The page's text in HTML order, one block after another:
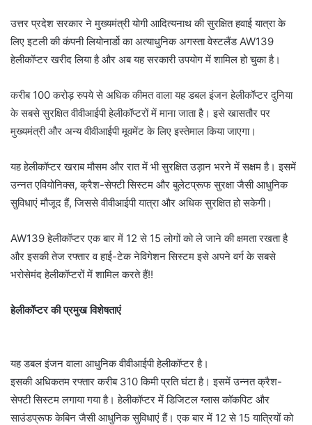
उत्तर प्रदेश सरकार ने मुख्यमंत्री योगी आदित्यनाथ की सुरक्षित हवाई यात्रा के
लिए इटली की कंपनी लियोनार्डो का अत्याधुनिक अगस्ता वेस्टलैंड AW139
हेलीकॉप्टर खरीद लिया है और अब यह सरकारी उपयोग में शामिल हो चुका है।
करीब 100 करोड़ रुपये से अधिक कीमत वाला यह डबल इंजन हेलीकॉप्टर दुनिया
के सबसे सुरक्षित वीवीआईपी हेलीकॉप्टरों में माना जाता है। इसे खासतौर पर
मुख्यमंत्री और अन्य वीवीआईपी मूवमेंट के लिए इस्तेमाल किया जाएगा।
यह हेलीकॉप्टर खराब मौसम और रात में भी सुरक्षित उड़ान भरने में सक्षम है। इसमें
उन्नत एवियोनिक्स, क्रैश-सेफ्टी सिस्टम और बुलेटप्रूफ सुरक्षा जैसी आधुनिक
सुविधाएं मौजूद हैं, जिससे वीवीआईपी यात्रा और अधिक सुरक्षित हो सकेगी।
AW139 हेलीकॉप्टर एक बार में 12 से 15 लोगों को ले जाने की क्षमता रखता है
और इसकी तेज रफ्तार व हाई-टेक नेविगेशन सिस्टम इसे अपने वर्ग के सबसे
भरोसेमंद हेलीकॉप्टरों में शामिल करते हैं!!
हेलीकॉप्टर की प्रमुख विशेषताएं
यह डबल इंजन वाला आधुनिक वीवीआईपी हेलीकॉप्टर है।
इसकी अधिकतम रफ्तार करीब 310 किमी प्रति घंटा है। इसमें उन्नत क्रैश-
सेफ्टी सिस्टम लगाया गया है। हेलीकॉप्टर में डिजिटल ग्लास कॉकपिट और
साउंडप्रूफ केबिन जैसी आधुनिक सुविधाएं हैं। एक बार में 12 से 15 यात्रियों को